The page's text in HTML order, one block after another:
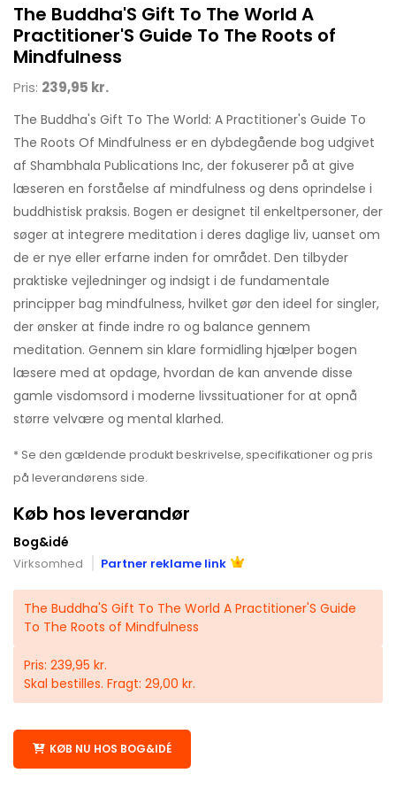
The Buddha'S Gift To The World A
Practitioner'S Guide To The Roots of
Mindfulness
Pris: 239,95 kr.
The Buddha's Gift To The World: A Practitioner's Guide To
The Roots Of Mindfulness er en dybdegående bog udgivet
af Shambhala Publications Inc, der fokuserer på at give
læseren en forståelse af mindfulness og dens oprindelse i
buddhistisk praksis. Bogen er designet til enkeltpersoner, der
søger at integrere meditation i deres daglige liv, uanset om
de er nye eller erfarne inden for området. Den tilbyder
praktiske vejledninger og indsigt i de fundamentale
principper bag mindfulness, hvilket gør den ideel for singler,
der ønsker at finde indre ro og balance gennem
meditation. Gennem sin klare formidling hjælper bogen
læsere med at opdage, hvordan de kan anvende disse
gamle visdomsord i moderne livssituationer for at opnå
større velvære og mental klarhed.
* Se den gældende produkt beskrivelse, specifikationer og pris
på leverandørens side.
Køb hos leverandør
Bog&idé
Virksomhed Partner reklame link
The Buddha'S Gift To The World A Practitioner'S Guide
To The Roots of Mindfulness
Pris: 239,95 kr.
Skal bestilles. Fragt: 29,00 kr.
KØB NU HOS BOG&IDÉ